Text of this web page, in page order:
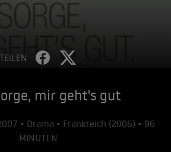
TEILEN
mir geht's gut
• Drama • Frankreich (2006) • 96
MINUTEN